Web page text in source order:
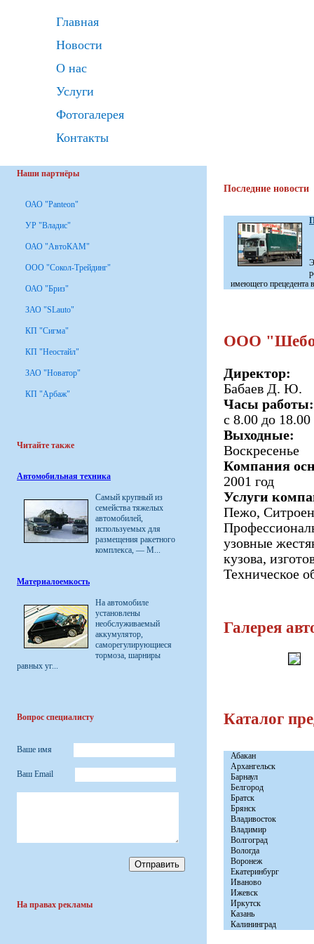
Главная
Новости
О нас
Услуги
Фотогалерея
Контакты
Наши партнёры
ОАО "Panteon"
УР "Владис"
ОАО "АвтоКАМ"
ООО "Сокол-Трейдинг"
ОАО "Бриз"
ЗАО "SLauto"
КП "Сигма"
КП "Неостайл"
ЗАО "Новатор"
КП "Арбаж"
Читайте также
Автомобильная техника
Самый крупный из
семейства тяжелых
автомобилей,
используемых для
размещения ракетного
комплекса, — М...
Материалоемкость
На автомобиле
установлены
необслуживаемый
аккумулятор,
саморегулирующиеся
тормоза, шарниры
равных уг...
Вопрос специалисту
Ваше имя
Ваш Email
На правах рекламы
Последние новости
имеющего прецедента
ООО
Директор:
Бабаев Д. Ю.
Часы работы:
с 8.00 до 18.00
Выходные:
Воскресенье
Компания
2001 год
Услуги
Пежо, Ситроен
узовные
кузова,
Техническое
Галерея
Каталог
Абакан
Архангельск
Барнаул
Белгород
Братск
Брянск
Владивосток
Владимир
Волгоград
Вологда
Воронеж
Екатеринбург
Иваново
Ижевск
Иркутск
Казань
Калининград